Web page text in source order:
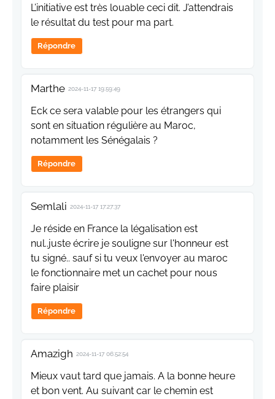
L’initiative est très louable ceci dit. J’attendrais
le résultat du test pour ma part.
Répondre
Marthe 2024-11-17 19:59:49
Eck ce sera valable pour les étrangers qui
sont en situation régulière au Maroc,
notamment les Sénégalais ?
Répondre
Semlali 2024-11-17 17:27:37
Je réside en France la légalisation est
nul..juste écrire je souligne sur l'honneur est
tu signé.. sauf si tu veux l'envoyer au maroc
le fonctionnaire met un cachet pour nous
faire plaisir
Répondre
Amazigh 2024-11-17 06:52:54
Mieux vaut tard que jamais. A la bonne heure
et bon vent. Au suivant car le chemin est